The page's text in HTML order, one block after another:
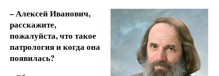
– Алексей Иванович,
расскажите,
пожалуйста, что такое
патрология и когда она
появилась?